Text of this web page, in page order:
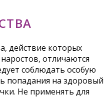
действие которых
отличаются
соблюдать особую
попадания на здоровый
Не применять для